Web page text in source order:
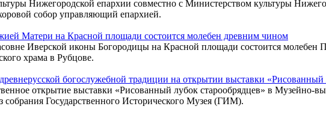
Нижегородской епархии совместно с Министерством культуры
собор управляющий епархией.
Матери на Красной площади состоится молебен древним чином
Иверской иконы Богородицы на Красной площади состоится
храма в Рубцове.
богослужебной традиции на открытии выставки «Рисованный
открытие выставки «Рисованный лубок старообрядцев» в
собрания Государственного Исторического Музея (ГИМ).